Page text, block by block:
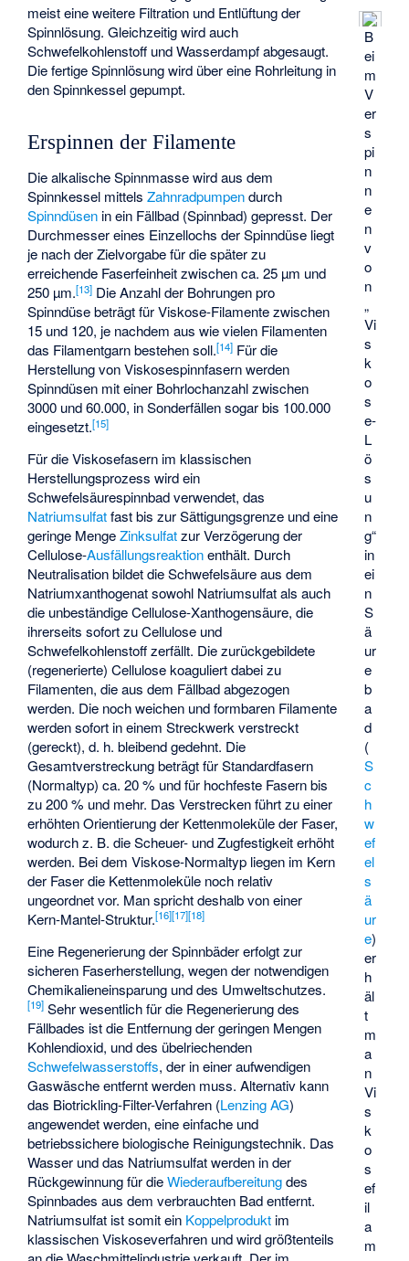
B
ei
m
V
er
s
pi
n
n
e
n
v
o
n
„
Vi
s
k
o
s
e-
L
ö
s
u
n
g“
in
ei
n
S
ä
ur
e
b
a
d
(
S
c
h
w
ef
el
s
ä
ur
e)
er
h
äl
t
m
a
n
Vi
s
k
o
s
ef
il
a
m
meist eine weitere Filtration und Entlüftung der
Spinnlösung. Gleichzeitig wird auch
Schwefelkohlenstoff und Wasserdampf abgesaugt.
Die fertige Spinnlösung wird über eine Rohrleitung in
den Spinnkessel gepumpt.
Erspinnen der Filamente
Die alkalische Spinnmasse wird aus dem
Spinnkessel mittelsZahnradpumpendurch
Spinndüsen in ein Fällbad (Spinnbad) gepresst. Der
Durchmesser eines Einzellochs der Spinndüse liegt
je nach der Zielvorgabe für die später zu
erreichende Faserfeinheitzwischen ca. 25 µm und
250 µm.[13] Die Anzahl der Bohrungen pro
Spinndüse beträgt für Viskose-Filamente zwischen
15 und 120, je nachdem aus wie vielen Filamenten
das Filamentgarn bestehen soll.[14] Für die
Herstellung von Viskosespinnfasern werden
Spinndüsen mit einer Bohrlochanzahl zwischen
3000 und 60.000, in Sonderfällen sogar bis 100.000
eingesetzt.[15]
Für die Viskosefasern im klassischen
Herstellungsprozess wird ein
Schwefelsäurespinnbad verwendet, das
Natriumsulfatfast bis zur Sättigungsgrenze und eine
geringe MengeZinksulfatzur Verzögerung der
Cellulose-Ausfällungsreaktionenthält. Durch
Neutralisation bildet die Schwefelsäure aus dem
Natriumxanthogenat sowohl Natriumsulfat als auch
die unbeständige Cellulose-Xanthogensäure, die
ihrerseits sofort zu Cellulose und
Schwefelkohlenstoff zerfällt. Die zurückgebildete
(regenerierte) Cellulose koaguliert dabei zu
Filamenten, die aus dem Fällbad abgezogen
werden. Die noch weichen und formbaren Filamente
werden sofort in einem Streckwerk verstreckt
(gereckt), d. h. bleibend gedehnt. Die
Gesamtverstreckung beträgt für Standardfasern
(Normaltyp) ca. 20 % und für hochfeste Fasern bis
zu 200 % und mehr. Das Verstrecken führt zu einer
erhöhten Orientierung der Kettenmoleküle der Faser,
wodurch z. B. die Scheuer- und Zugfestigkeit erhöht
werden. Bei dem Viskose-Normaltyp liegen im Kern
der Faser die Kettenmoleküle noch relativ
ungeordnet vor. Man spricht deshalb von einer
Kern-Mantel-Struktur.[16][17][18]
Eine Regenerierung der Spinnbäder erfolgt zur
sicheren Faserherstellung, wegen der notwendigen
Chemikalieneinsparung und des Umweltschutzes.
[19] Sehr wesentlich für die Regenerierung des
Fällbades ist die Entfernung der geringen Mengen
Kohlendioxid, und des übelriechenden
Schwefelwasserstoffs, der in einer aufwendigen
Gaswäsche entfernt werden muss. Alternativ kann
das Biotrickling-Filter-Verfahren (Lenzing AG)
angewendet werden, eine einfache und
betriebssichere biologische Reinigungstechnik. Das
Wasser und das Natriumsulfat werden in der
Rückgewinnung für dieWiederaufbereitungdes
Spinnbades aus dem verbrauchten Bad entfernt.
Natriumsulfat ist somit ein Koppelprodukt im
klassischen Viskoseverfahren und wird größtenteils